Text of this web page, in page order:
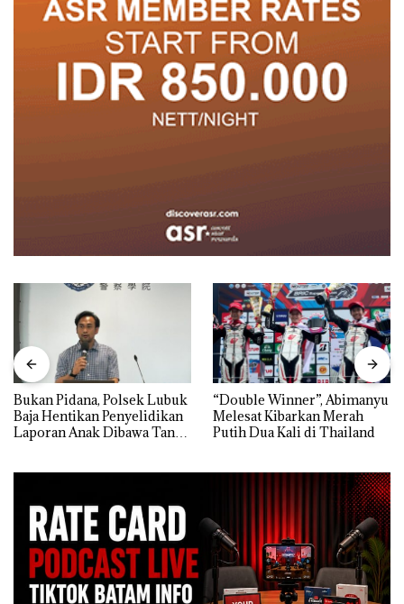
Bukan Pidana, Polsek Lubuk
Baja Hentikan Penyelidikan
Laporan Anak Dibawa Tanpa
“Double Winner”, Abimanyu
Melesat Kibarkan Merah
Putih Dua Kali di Thailand